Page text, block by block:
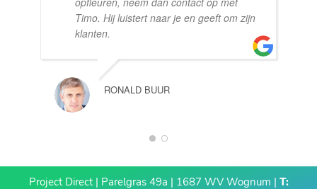
Timo. Hij luistert naar je en geeft om zijn
klanten.
RONALD BUUR
1 2
Project Direct | Parelgras 49a | 1687 WV Wognum | T: